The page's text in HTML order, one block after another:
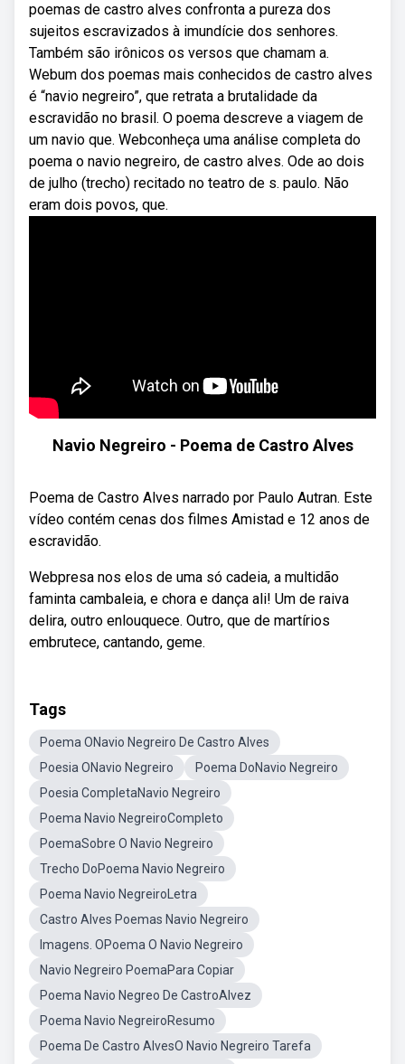
poemas de castro alves confronta a pureza dos
sujeitos escravizados à imundície dos senhores.
Também são irônicos os versos que chamam a.
Webum dos poemas mais conhecidos de castro alves
é “navio negreiro”, que retrata a brutalidade da
escravidão no brasil. O poema descreve a viagem de
um navio que. Webconheça uma análise completa do
poema o navio negreiro, de castro alves. Ode ao dois
de julho (trecho) recitado no teatro de s. paulo. Não
eram dois povos, que.
Navio Negreiro - Poema de Castro Alves
Poema de Castro Alves narrado por Paulo Autran. Este
vídeo contém cenas dos filmes Amistad e 12 anos de
escravidão.
Webpresa nos elos de uma só cadeia, a multidão
faminta cambaleia, e chora e dança ali! Um de raiva
delira, outro enlouquece. Outro, que de martírios
embrutece, cantando, geme.
Tags
Poema ONavio Negreiro De Castro Alves
Poesia ONavio Negreiro
Poema DoNavio Negreiro
Poesia CompletaNavio Negreiro
Poema Navio NegreiroCompleto
PoemaSobre O Navio Negreiro
Trecho DoPoema Navio Negreiro
Poema Navio NegreiroLetra
Castro Alves Poemas Navio Negreiro
Imagens. OPoema O Navio Negreiro
Navio Negreiro PoemaPara Copiar
Poema Navio Negreo De CastroAlvez
Poema Navio NegreiroResumo
Poema De Castro AlvesO Navio Negreiro Tarefa